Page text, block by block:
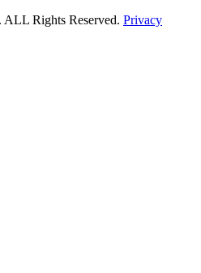
Rights Reserved. Privacy